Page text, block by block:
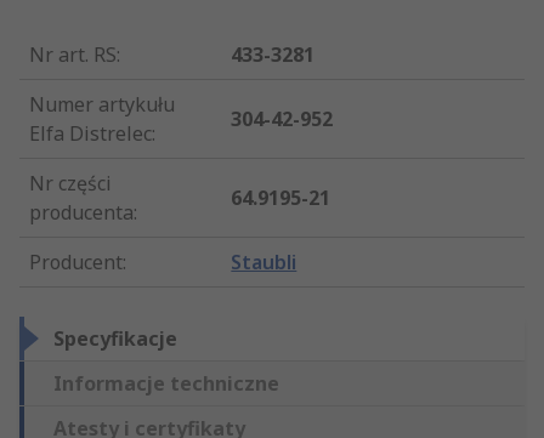
Nr art. RS:
433-3281
Numer artykułu
Elfa Distrelec:
304-42-952
Nr części
producenta:
64.9195-21
Producent: Staubli
Specyfikacje
Informacje techniczne
Atesty i certyfikaty